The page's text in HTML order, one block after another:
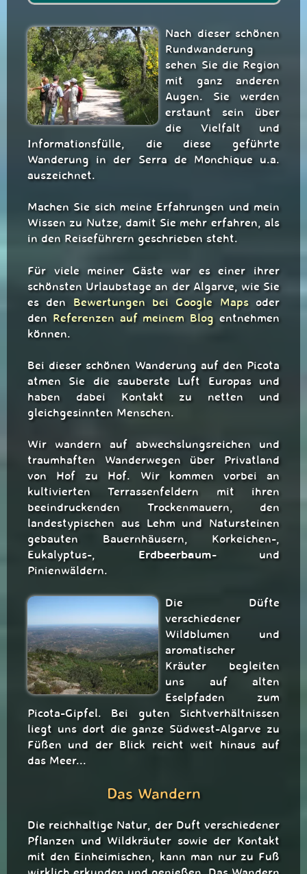
Nach dieser schönen
Rundwanderung
sehen Sie die Region
mit ganz anderen
Augen. Sie werden
erstaunt sein über
die Vielfalt und
Informationsfülle, die diese geführte
Wanderung in der Serra de Monchique u.a.
auszeichnet.
Machen Sie sich meine Erfahrungen und mein
Wissen zu Nutze, damit Sie mehr erfahren, als
in den Reiseführern geschrieben steht.
Für viele meiner Gäste war es einer ihrer
schönsten Urlaubstage an der Algarve, wie Sie
es den Bewertungen bei Google Mapsoder
den Referenzen auf meinem Blogentnehmen
können.
Bei dieser schönen Wanderung auf den Picota
atmen Sie die sauberste Luft Europas und
haben dabei Kontakt zu netten und
gleichgesinnten Menschen.
Wir wandern auf abwechslungsreichen und
traumhaften Wanderwegen über Privatland
von Hof zu Hof. Wir kommen vorbei an
kultivierten Terrassenfeldern mit ihren
beeindruckenden Trockenmauern, den
landestypischen aus Lehm und Natursteinen
gebauten Bauernhäusern, Korkeichen-,
Eukalyptus-, Erdbeerbaum-und
Pinienwäldern.
Die Düfte
verschiedener
Wildblumen und
aromatischer
Kräuter begleiten
uns auf alten
Eselpfaden zum
Picota-Gipfel. Bei guten Sichtverhältnissen
liegt uns dort die ganze Südwest-Algarve zu
Füßen und der Blick reicht weit hinaus auf
das Meer...
Das Wandern
Die reichhaltige Natur, der Duft verschiedener
Pflanzen und Wildkräuter sowie der Kontakt
mit den Einheimischen, kann man nur zu Fuß